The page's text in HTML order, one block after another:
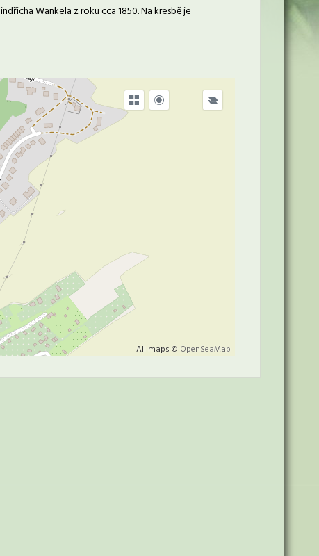
Wankela z roku cca 1850. Na kresbě je
All maps © OpenSeaMap